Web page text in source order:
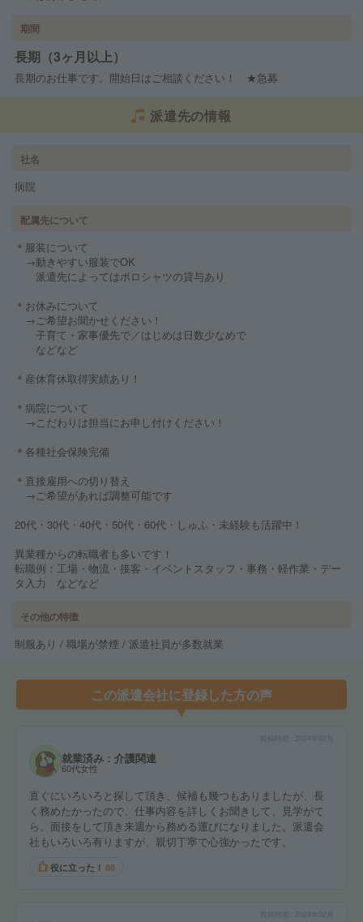
期間
長期（3ヶ月以上）
長期のお仕事です。開始日はご相談ください！ ★急募
派遣先の情報
社名
病院
配属先について
＊服装について
→動きやすい服装でOK
派遣先によってはポロシャツの貸与あり
＊お休みについて
→ご希望お聞かせください！
子育て・家事優先で／はじめは日数少なめで
などなど
＊産休育休取得実績あり！
＊病院について
→こだわりは担当にお申し付けください！
＊各種社会保険完備
＊直接雇用への切り替え
→ご希望があれば調整可能です
20代・30代・40代・50代・60代・しゅふ・未経験も活躍中！
異業種からの転職者も多いです！
転職例：工場・物流・接客・イベントスタッフ・事務・軽作業・デー
タ入力 などなど
その他の特徴
制服あり / 職場が禁煙 / 派遣社員が多数就業
この派遣会社に登録した方の声
2024年02月
就業済み：介護関連
60代女性
直ぐにいろいろと探して頂き、候補も幾つもありましたが、長
く務めたかったので、仕事内容を詳しくお聞きして、見学がて
ら、面接をして頂き来週から務める運びになりました。派遣会
社もいろいろ有りますが、親切丁寧で心強かったです。
役に立った！ 88
2024年02月